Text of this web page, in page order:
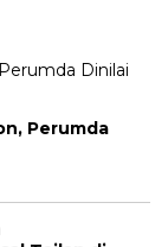
Perumda